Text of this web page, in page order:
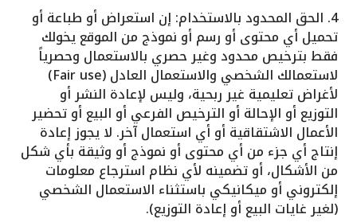
4. الحق المحدود بالاستخدام: إن استعراض أو طباعة أو
تحميل أي محتوى أو رسم أو نموذج من الموقع يخولك
فقط بترخيص محدود وغير حصري بالاستعمال وحصرياً
لاستعمالك الشخصي والاستعمال العادل (Fair use)
لأغراض تعليمية غير ربحية، وليس لإعادة النشر أو
التوزيع أو الإحالة أو الترخيص الفرعي أو البيع أو تحضير
الأعمال الاشتقاقية أو أي استعمال آخر. لا يجوز إعادة
إنتاج أي جزء من أي محتوى أو نموذج أو وثيقة بأي شكل
من الأشكال، أو تضمينه لأي نظام استرجاع معلومات
إلكتروني أو ميكانيكي باستثناء الاستعمال الشخصي
(لغير غايات البيع أو إعادة التوزيع).